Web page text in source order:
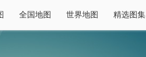
全国地图 世界地图 精选图集